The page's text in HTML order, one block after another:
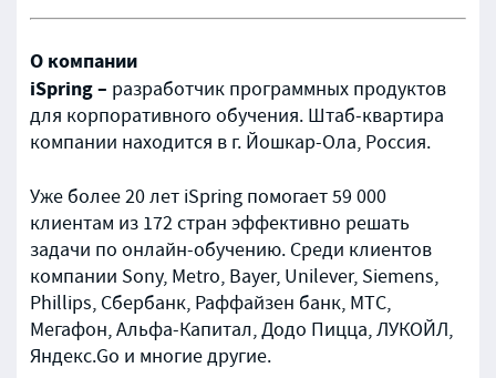
О компании
iSpring – разработчик программных продуктов
для корпоративного обучения. Штаб-квартира
компании находится в г. Йошкар-Ола, Россия.
Уже более 20 лет iSpring помогает 59 000
клиентам из 172 стран эффективно решать
задачи по онлайн-обучению. Среди клиентов
компании Sony, Metro, Bayer, Unilever, Siemens,
Phillips, Сбербанк, Раффайзен банк, МТС,
Мегафон, Альфа-Капитал, Додо Пицца, ЛУКОЙЛ,
Яндекс.Go и многие другие.